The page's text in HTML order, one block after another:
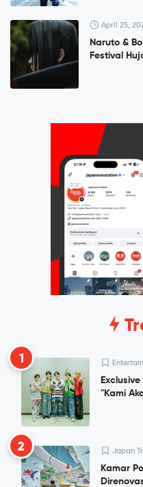
April 25,
Naruto &
Festival
1
"Kami
2 Japan
Kamar